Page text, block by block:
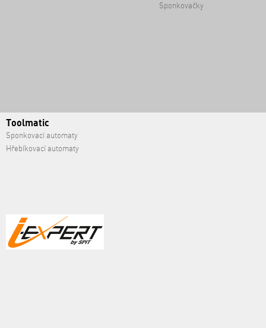
Sponkovačky
Toolmatic
Sponkovací automaty
Hřebíkovací automaty